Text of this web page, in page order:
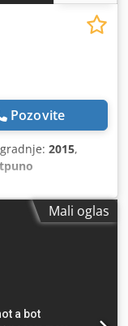
Pozovite
2015,
Mali oglas